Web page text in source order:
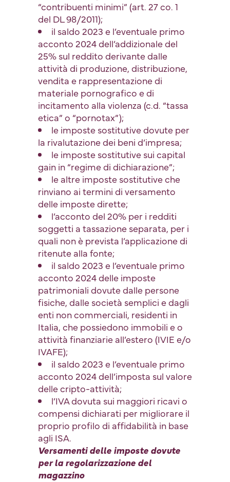
“contribuenti minimi” (art. 27 co. 1
del DL 98/2011);
il saldo 2023 e l’eventuale primo
acconto 2024 dell’addizionale del
25% sul reddito derivante dalle
attività di produzione, distribuzione,
vendita e rappresentazione di
materiale pornografico e di
incitamento alla violenza (c.d. “tassa
etica” o “pornotax”);
le imposte sostitutive dovute per
la rivalutazione dei beni d’impresa;
le imposte sostitutive sui capital
gain in “regime di dichiarazione”;
le altre imposte sostitutive che
rinviano ai termini di versamento
delle imposte dirette;
l’acconto del 20% per i redditi
soggetti a tassazione separata, per i
quali non è prevista l’applicazione di
ritenute alla fonte;
il saldo 2023 e l’eventuale primo
acconto 2024 delle imposte
patrimoniali dovute dalle persone
fisiche, dalle società semplici e dagli
enti non commerciali, residenti in
Italia, che possiedono immobili e o
attività finanziarie all’estero (IVIE e/o
IVAFE);
il saldo 2023 e l’eventuale primo
acconto 2024 dell’imposta sul valore
delle cripto-attività;
l’IVA dovuta sui maggiori ricavi o
compensi dichiarati per migliorare il
proprio profilo di affidabilità in base
agli ISA.
Versamenti delle imposte dovute
per la regolarizzazione del
magazzino